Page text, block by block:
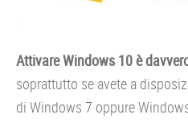
Attivare Windows 10 è
soprattutto se avete a
di Windows 7 oppure